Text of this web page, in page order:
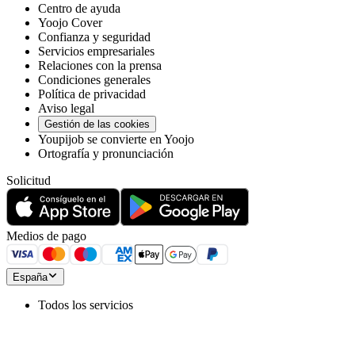
Centro de ayuda
Yoojo Cover
Confianza y seguridad
Servicios empresariales
Relaciones con la prensa
Condiciones generales
Política de privacidad
Aviso legal
Gestión de las cookies
Youpijob se convierte en Yoojo
Ortografía y pronunciación
Solicitud
Medios de pago
España
Todos los servicios